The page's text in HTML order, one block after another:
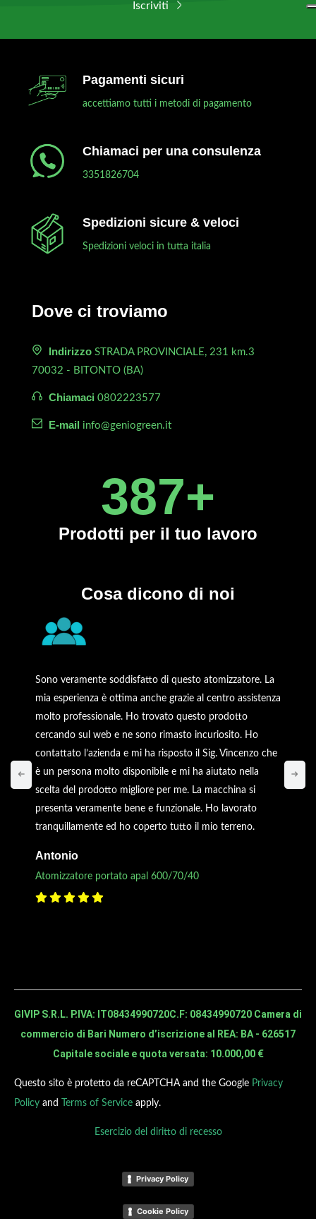
Iscriviti
Pagamenti sicuri
accettiamo tutti i metodi di pagamento
Chiamaci per una consulenza
3351826704
Spedizioni sicure & veloci
Spedizioni veloci in tutta italia
Dove ci troviamo
Indirizzo STRADA PROVINCIALE, 231 km.3
70032 - BITONTO (BA)
Chiamaci 0802223577
E-mail info@geniogreen.it
450+
Prodotti per il tuo lavoro
Cosa dicono di noi
Sono veramente soddisfatto di questo atomizzatore. La
mia esperienza è ottima anche grazie al centro assistenza
molto professionale. Ho trovato questo prodotto
cercando sul web e ne sono rimasto incuriosito. Ho
contattato l’azienda e mi ha risposto il Sig. Vincenzo che
è un persona molto disponibile e mi ha aiutato nella
scelta del prodotto migliore per me. La macchina si
presenta veramente bene e funzionale. Ho lavorato
tranquillamente ed ho coperto tutto il mio terreno.
Antonio
Atomizzatore portato apal 600/70/40
GIVIP S.R.L. P.IVA: IT08434990720C.F: 08434990720 Camera di
commercio di Bari Numero d’iscrizione al REA: BA - 626517
Capitale sociale e quota versata: 10.000,00 €
Questo sito è protetto da reCAPTCHA and the Google Privacy
Policy and Terms of Service apply.
Esercizio del diritto di recesso
Privacy Policy
Cookie Policy